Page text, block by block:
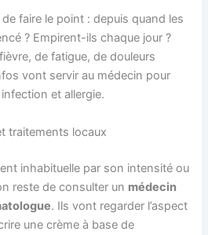
de faire le point : depuis quand les
? Empirent-ils chaque jour ?
de fatigue, de douleurs
vont servir au médecin pour
et allergie.
traitements locaux
inhabituelle par son intensité ou
reste de consulter un médecin
. Ils vont regarder l’aspect
une crème à base de